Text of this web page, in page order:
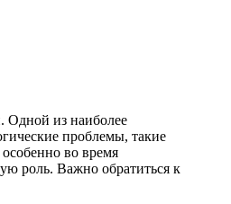
Одной из наиболее
проблемы, такие
во время
роль. Важно обратиться к